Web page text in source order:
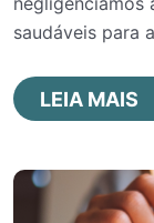
saudáveis para
LEIA MAIS